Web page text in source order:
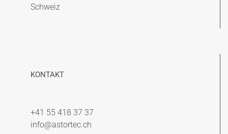
Schweiz
KONTAKT
+41 55 418 37 37
info@astortec.ch